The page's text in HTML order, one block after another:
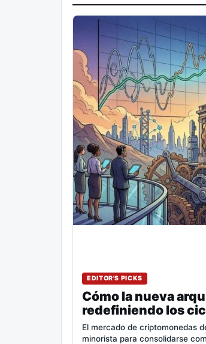
EDITOR'S PICKS
Cómo la nueva
redefiniendo los
El mercado de criptomonedas
minorista para consolidarse